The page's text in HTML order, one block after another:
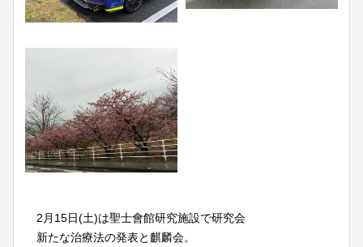
2月15日(土)は聖士會館研究施設で研究会
新たな治療法の発表と麒麟会。